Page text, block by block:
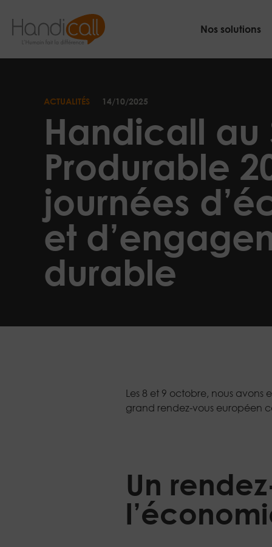
content
différence
Nos solutions
ACTUALITÉS 14/10/2025
Handicall au
Produrable
journées
et
durable
Les 8 et 9 octobre, nous
grand rendez-vous européen
Un